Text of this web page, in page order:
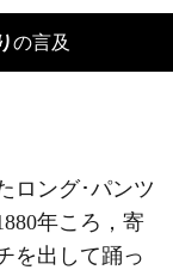
の言及
ロング･パンツ
年ころ，寄
を出して踊っ